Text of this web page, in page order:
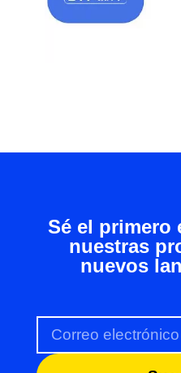
Sé el primero
nuestras
nuevos